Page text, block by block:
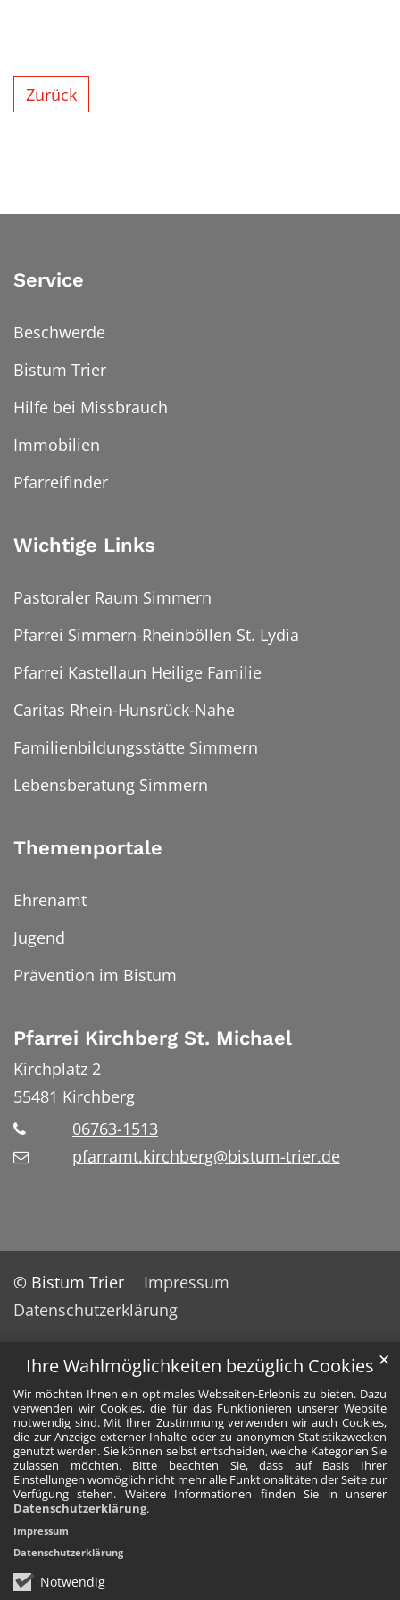
Ihre Wahlmöglichkeiten bezüglich Cookies
Wir möchten Ihnen ein optimales Webseiten-Erlebnis zu bieten. Dazu
verwenden wir Cookies, die für das Funktionieren unserer Website
notwendig sind. Mit Ihrer Zustimmung verwenden wir auch Cookies,
die zur Anzeige externer Inhalte oder zu anonymen Statistikzwecken
genutzt werden. Sie können selbst entscheiden, welche Kategorien Sie
zulassen möchten. Bitte beachten Sie, dass auf Basis Ihrer
Einstellungen womöglich nicht mehr alle Funktionalitäten der Seite zur
Verfügung stehen. Weitere Informationen finden Sie in unserer
Datenschutzerklärung.
Notwendig
✕
Impressum
Datenschutzerklärung
Zurück
Service
Beschwerde
Bistum Trier
Hilfe bei Missbrauch
Immobilien
Pfarreifinder
Wichtige Links
Pastoraler Raum Simmern
Pfarrei Simmern-Rheinböllen St. Lydia
Pfarrei Kastellaun Heilige Familie
Caritas Rhein-Hunsrück-Nahe
Familienbildungsstätte Simmern
Lebensberatung Simmern
Themenportale
Ehrenamt
Jugend
Prävention im Bistum
Pfarrei Kirchberg St. Michael
Kirchplatz 2
55481 Kirchberg
06763-1513
pfarramt.kirchberg@bistum-trier.de
© Bistum Trier
Impressum
Datenschutzerklärung